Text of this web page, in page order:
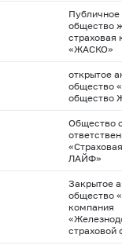
общество
страховая
«ЖАСКО»
открытое
общество
общество
Общество
ЛАЙФ»
Закрытое
общество
компания
страховой